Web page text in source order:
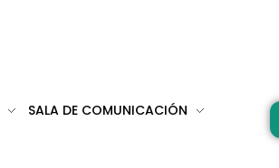
SALA DE COMUNICACIÓN